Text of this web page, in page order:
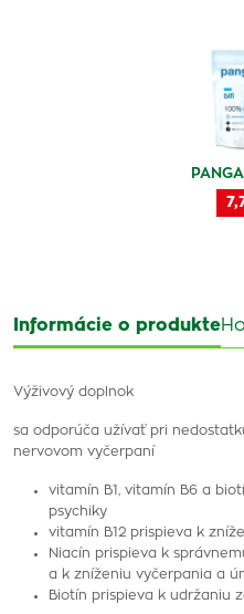
Informácie o produkte
Výživový doplnok
sa odporúča užívať pri
nervovom vyčerpaní
vitamín B1, vitamín B6 a
psychiky
vitamín B12 prispieva k
Niacín prispieva k
a k zníženiu vyčerpania a
Biotín prispieva k udržaniu